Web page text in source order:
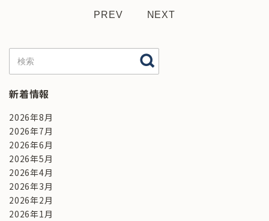
PREV NEXT
新着情報
2026年8月
2026年7月
2026年6月
2026年5月
2026年4月
2026年3月
2026年2月
2026年1月